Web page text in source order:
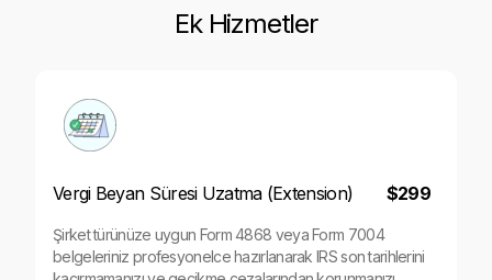
Ek Hizmetler
Vergi Beyan Süresi Uzatma (Extension) $299
Şirket türünüze uygun Form 4868 veya Form 7004
belgeleriniz profesyonelce hazırlanarak IRS son tarihlerini